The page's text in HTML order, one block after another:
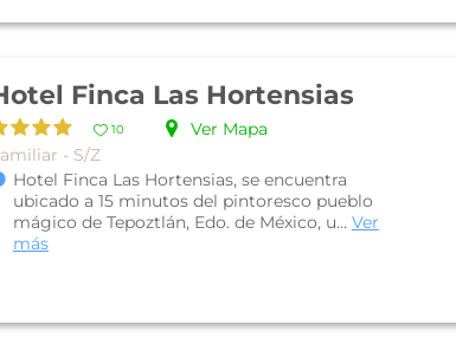
Finca Las Hortensias
10
Ver Mapa
- S/Z
Hotel Finca Las Hortensias, se encuentra
ubicado a 15 minutos del pintoresco pueblo
mágico de Tepoztlán, Edo. de México, u... Ver
más